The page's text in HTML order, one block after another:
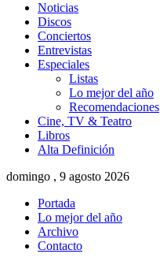
Noticias
Discos
Conciertos
Entrevistas
Especiales
Listas
Lo mejor del año
Recomendaciones
Cine, TV & Teatro
Libros
Alta Definición
domingo , 9 agosto 2026
Portada
Lo mejor del año
Archivo
Contacto